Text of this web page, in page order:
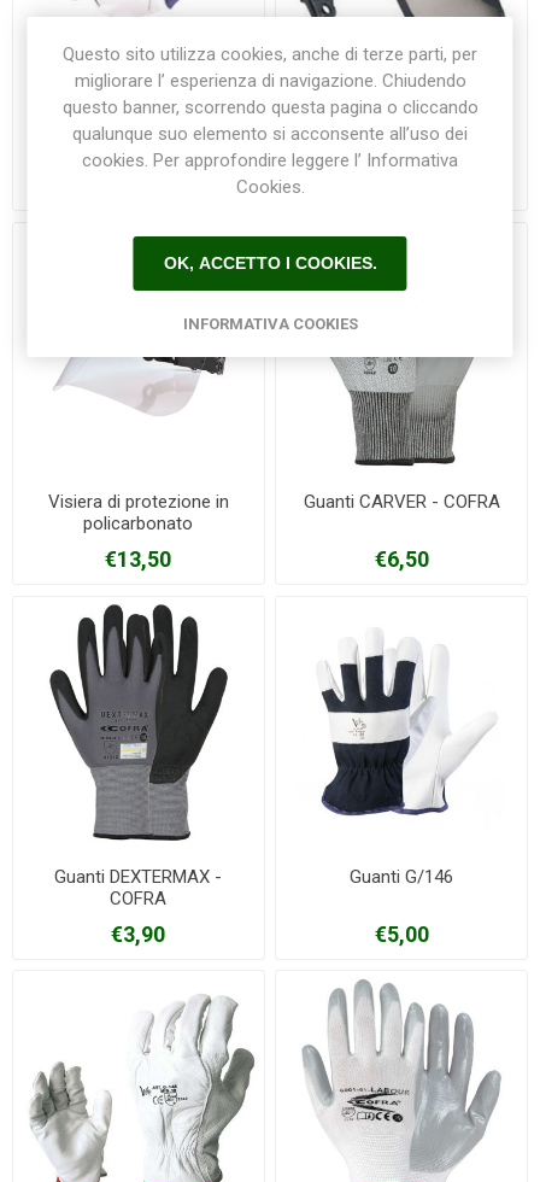
Occhiali OVERPRO - COFRA Visiera di protezione a rete
Visiera di protezione in
policarbonato
€13,50
Guanti CARVER - COFRA
€6,50
Guanti DEXTERMAX -
COFRA
€3,90
Guanti G/146
€5,00
Questo sito utilizza cookies, anche di terze parti, per
migliorare l’ esperienza di navigazione. Chiudendo
questo banner, scorrendo questa pagina o cliccando
qualunque suo elemento si acconsente all’uso dei
cookies. Per approfondire leggere l’ Informativa
Cookies.
OK, ACCETTO I COOKIES.
INFORMATIVA COOKIES